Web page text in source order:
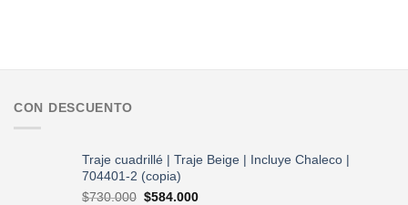
CON DESCUENTO
Traje cuadrillé | Traje Beige | Incluye Chaleco |
704401-2 (copia)
$730.000 El
$584.000El